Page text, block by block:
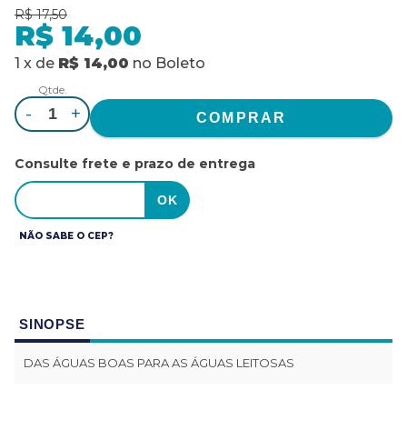
R$ 17,50
R$ 14,00
1 x de R$ 14,00 no Boleto
Qtde.
- +
Consulte frete e prazo de entrega
NÃO SABE O CEP?
SINOPSE
DAS ÁGUAS BOAS PARA AS ÁGUAS LEITOSAS